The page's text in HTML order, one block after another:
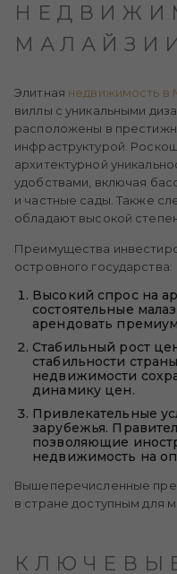
Элитная недвижимость в
виллы с уникальными
расположены в
инфраструктурой.
архитектурной
удобствами, включая
и частные сады. Также
обладают высокой
Преимущества
островного государства:
Высокий спрос на
состоятельные
арендовать
Стабильный рост
стабильности
недвижимости
динамику цен.
Привлекательные
зарубежья.
позволяющие
недвижимость на
Вышеперечисленные
в стране доступным для